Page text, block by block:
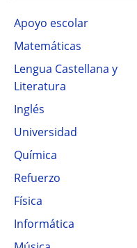
Apoyo escolar
Matemáticas
Lengua Castellana y
Literatura
Inglés
Universidad
Química
Refuerzo
Física
Informática